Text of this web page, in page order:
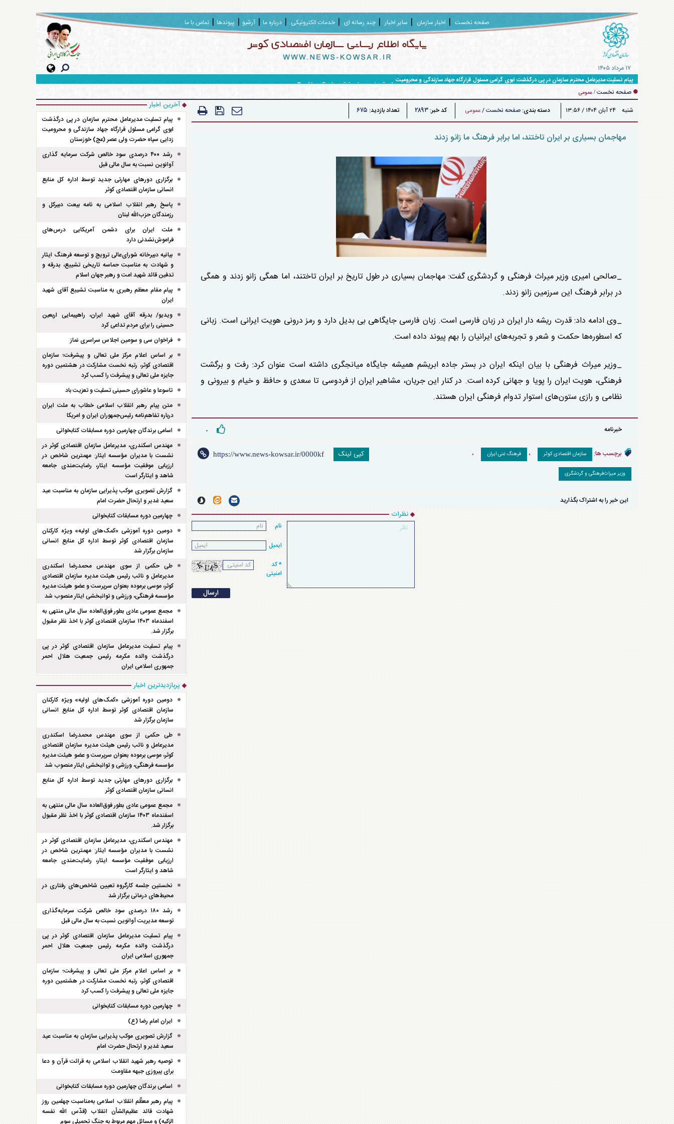
صفحه نخست اخبار سازمان سایر اخبار چند رسانه ای خدمات الکترونیکی درباره ما آرشیو پیوندها تماس با ما
۱۷ مرداد ۱۴۰۵
پیام تسلیت مدیرعامل محترم سازمان در پی درگذشت ابوی گرامی مسئول قرارگاه جهاد سازندگی و محرومیت زدایی سپاه حضرت ولی عصر (عج) خوزستان
صفحه نخست / عمومی
شنبه ۲۴ آبان ۱۴۰۴ / ۱۳:۵۶ دسته بندی: صفحه نخست/عمومی کد خبر: ۲۸۹۳ تعداد بازدید: ۶۷۵
مهاجمان بسیاری بر ایران تاختند، اما برابر فرهنگ ما زانو زدند
_صالحی امیری وزیر میراث فرهنگی و گردشگری گفت: مهاجمان بسیاری در طول تاریخ بر ایران تاختند، اما همگی زانو زدند و همگی
در برابر فرهنگ این سرزمین زانو زدند.
_وی ادامه داد: قدرت ریشه دار ایران در زبان فارسی است. زبان فارسی جایگاهی بی بدیل دارد و رمز درونی هویت ایرانی است. زبانی
که اسطوره‌ها حکمت و شعر و تجربه‌های ایرانیان را بهم پیوند داده است.
_وزیر میراث فرهنگی با بیان اینکه ایران در بستر جاده ابریشم همیشه جایگاه میانجگری داشته است عنوان کرد: رفت و برگشت
فرهنگی، هویت ایران را پویا و جهانی کرده است. در کنار این جریان، مشاهیر ایران از فردوسی تا سعدی و حافظ و خیام و بیرونی و
نظامی و رازی ستون‌های استوار تدوام فرهنگی ایران هستند.
خبرنامه ۰
برچسب ها: سازمان اقتصادی کوثر ، فرهنگ غنی ایران ،
وزیر میراث‌فرهنگی و گردشگری
کپی لینک
این خبر را به اشتراک بگذارید
نظرات
نام
ایمیل
* کد
امنیتی
آخرین اخبار
پیام تسلیت مدیرعامل محترم سازمان در پی درگذشت
ابوی گرامی مسئول قرارگاه جهاد سازندگی و محرومیت
زدایی سپاه حضرت ولی عصر (عج) خوزستان
رشد ۴۰۰ درصدی سود خالص شرکت سرمایه گذاری
آوانوین نسبت به سال مالی قبل
برگزاری دور‌های مهارتی جدید توسط اداره کل منابع
انسانی سازمان اقتصادی کوثر
پاسخ رهبر انقلاب اسلامی به نامه بیعت دبیرکل و
رزمندگان حزب‌الله لبنان
ملت ایران برای دشمن آمریکایی درس‌های
فراموش‌نشدنی دارد
بیانیه دبیرخانه شورای‌عالی ترویج و توسعه فرهنگ ایثار
و شهادت به مناسبت حماسه تاریخی تشییع، بدرقه و
تدفین قائد شهید امت و رهبر جهان اسلام
پیام مقام معظم رهبری به مناسبت تشییع آقای شهید
ایران
ویدیو/ بدرقه آقای شهید ایران، راهپیمایی اربعین
حسینی را برای مردم تداعی کرد
فراخوان سی و سومین اجلاس سراسری نماز
بر اساس اعلام مرکز ملی تعالی و پیشرفت؛ سازمان
اقتصادی کوثر، رتبه نخست مشارکت در هشتمین دوره
جایزه ملی تعالی و پیشرفت را کسب کرد
تاسوعا و عاشورای حسینی تسلیت و تعزیت باد
متن پیام رهبر انقلاب اسلامی خطاب به ملت ایران
درباره تفاهم‌نامه رئیس‌جمهوران ایران و امریکا
اسامی برندگان چهارمین دوره مسابقات کتابخوانی
مهندس اسکندری، مدیرعامل سازمان اقتصادی کوثر در
نشست با مدیران مؤسسه ایثار: مهمترین شاخص در
ارزیابی موفقیت مؤسسه ایثار، رضایت‌مندی جامعه
شاهد و ایثارگر است
گزارش تصویری موکب پذیرایی سازمان به مناسبت عید
سعید غدیر و ارتحال حضرت امام
چهارمین دوره مسابقات کتابخوانی
دومین دوره آموزشی «کمک‌های اولیه» ویژه کارکنان
سازمان اقتصادی کوثر توسط اداره کل منابع انسانی
سازمان برگزار شد
طی حکمی از سوی مهندس محمدرضا اسکندری
مدیرعامل و نائب رئیس هیئت مدیره سازمان اقتصادی
کوثر، موسی برموده بعنوان سرپرست و عضو هیئت مدیره
مؤسسه فرهنگی، ورزشی و توانبخشی ایثار منصوب شد
مجمع عمومی عادی بطور فوق‌العاده سال مالی منتهی به
اسفند‌ماه ۱۴۰۳ سازمان اقتصادی کوثر با اخذ نظر مقبول
برگزار شد.
پیام تسلیت مدیرعامل سازمان اقتصادی کوثر در پی
درگذشت والده مکرمه رئیس جمعیت هلال احمر
جمهوری اسلامی ایران
پربازدیدترین اخبار
دومین دوره آموزشی «کمک‌های اولیه» ویژه کارکنان
سازمان اقتصادی کوثر توسط اداره کل منابع انسانی
سازمان برگزار شد
طی حکمی از سوی مهندس محمدرضا اسکندری
مدیرعامل و نائب رئیس هیئت مدیره سازمان اقتصادی
کوثر، موسی برموده بعنوان سرپرست و عضو هیئت مدیره
مؤسسه فرهنگی، ورزشی و توانبخشی ایثار منصوب شد
برگزاری دور‌های مهارتی جدید توسط اداره کل منابع
انسانی سازمان اقتصادی کوثر
مجمع عمومی عادی بطور فوق‌العاده سال مالی منتهی به
اسفند‌ماه ۱۴۰۳ سازمان اقتصادی کوثر با اخذ نظر مقبول
برگزار شد.
مهندس اسکندری، مدیرعامل سازمان اقتصادی کوثر در
نشست با مدیران مؤسسه ایثار: مهمترین شاخص در
ارزیابی موفقیت مؤسسه ایثار، رضایت‌مندی جامعه
شاهد و ایثارگر است
نخستین جلسه کارگروه تعیین شاخص‌های رفتاری در
محیط‌های درمانی برگزار شد
رشد ۱۸۰ درصدی سود خالص شرکت سرمایه‌گذاری
توسعه مدیریت آوانوین نسبت به سال مالی قبل
پیام تسلیت مدیرعامل سازمان اقتصادی کوثر در پی
درگذشت والده مکرمه رئیس جمعیت هلال احمر
جمهوری اسلامی ایران
بر اساس اعلام مرکز ملی تعالی و پیشرفت؛ سازمان
اقتصادی کوثر، رتبه نخست مشارکت در هشتمین دوره
جایزه ملی تعالی و پیشرفت را کسب کرد
چهارمین دوره مسابقات کتابخوانی
ایران امام رضا (ع)
گزارش تصویری موکب پذیرایی سازمان به مناسبت عید
سعید غدیر و ارتحال حضرت امام
توصیه رهبر شهید انقلاب اسلامی به قرائت قرآن و دعا
برای پیروزی جبهه مقاومت
اسامی برندگان چهارمین دوره مسابقات کتابخوانی
پیام رهبر معظّم انقلاب اسلامی به‌مناسبت چهلمین روز
شهادت قائد عظیم‌الشأن انقلاب (قدّس الله نفسه
الزکیه) و مسائل مهم مربوط به جنگ تحمیلی سوم